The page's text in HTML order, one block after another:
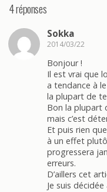
4 réponses
Sokka
2014/03/22
Bonjour !
Il est vrai que
a tendance à
la plupart de
Bon la plupart
mais c’est
Et puis rien
à un effet
progressera
erreurs.
D’aillers cet
Je suis